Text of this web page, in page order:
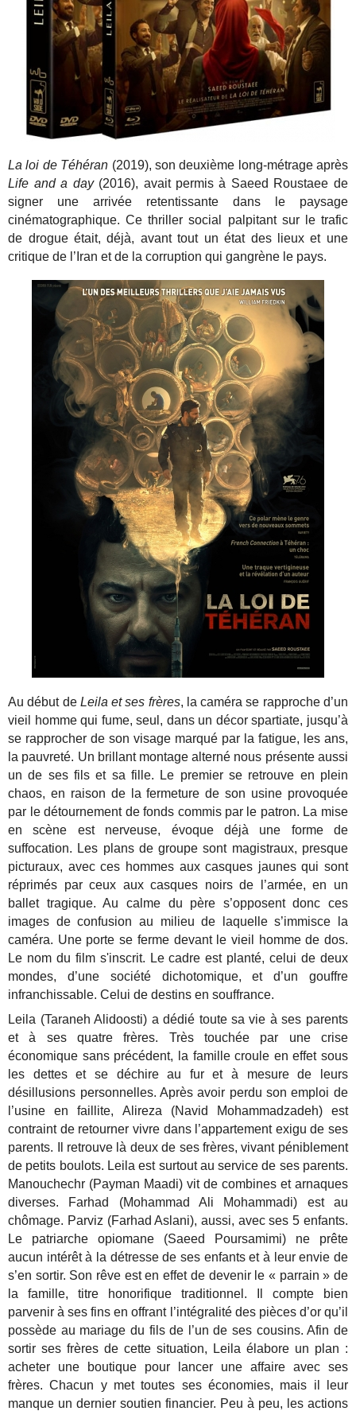
La loi de Téhéran (2019), son deuxième long-métrage après
Life and a day(2016), avait permis à Saeed Roustaee de
signer une arrivée retentissante dans le paysage
cinématographique. Ce thriller social palpitant sur le trafic
de drogue était, déjà, avant tout un état des lieux et une
critique de l’Iran et de la corruption qui gangrène le pays.
Au début de Leila et ses frères, la caméra se rapproche d’un
vieil homme qui fume, seul, dans un décor spartiate, jusqu’à
se rapprocher de son visage marqué par la fatigue, les ans,
la pauvreté. Un brillant montage alterné nous présente aussi
un de ses fils et sa fille. Le premier se retrouve en plein
chaos, en raison de la fermeture de son usine provoquée
par le détournement de fonds commis par le patron. La mise
en scène est nerveuse, évoque déjà une forme de
suffocation. Les plans de groupe sont magistraux, presque
picturaux, avec ces hommes aux casques jaunes qui sont
réprimés par ceux aux casques noirs de l’armée, en un
ballet tragique. Au calme du père s’opposent donc ces
images de confusion au milieu de laquelle s’immisce la
caméra. Une porte se ferme devant le vieil homme de dos.
Le nom du film s'inscrit. Le cadre est planté, celui de deux
mondes, d’une société dichotomique, et d’un gouffre
infranchissable. Celui de destins en souffrance.
Leila (Taraneh Alidoosti) a dédié toute sa vie à ses parents
et à ses quatre frères. Très touchée par une crise
économique sans précédent, la famille croule en effet sous
les dettes et se déchire au fur et à mesure de leurs
désillusions personnelles. Après avoir perdu son emploi de
l’usine en faillite, Alireza (Navid Mohammadzadeh) est
contraint de retourner vivre dans l’appartement exigu de ses
parents. Il retrouve là deux de ses frères, vivant péniblement
de petits boulots. Leila est surtout au service de ses parents.
Manouchechr (Payman Maadi) vit de combines et arnaques
diverses. Farhad (Mohammad Ali Mohammadi) est au
chômage. Parviz (Farhad Aslani), aussi, avec ses 5 enfants.
Le patriarche opiomane (Saeed Poursamimi) ne prête
aucun intérêt à la détresse de ses enfants et à leur envie de
s’en sortir. Son rêve est en effet de devenir le « parrain » de
la famille, titre honorifique traditionnel. Il compte bien
parvenir à ses fins en offrant l’intégralité des pièces d’or qu’il
possède au mariage du fils de l’un de ses cousins. Afin de
sortir ses frères de cette situation, Leila élabore un plan :
acheter une boutique pour lancer une affaire avec ses
frères. Chacun y met toutes ses économies, mais il leur
manque un dernier soutien financier. Peu à peu, les actions